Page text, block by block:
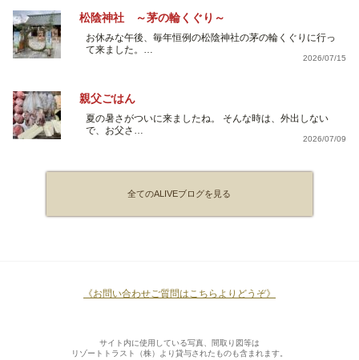
松陰神社 ～茅の輪くぐり～
お休みな午後、毎年恒例の松陰神社の茅の輪くぐりに行っ
て来ました。…
2026/07/15
親父ごはん
夏の暑さがついに来ましたね。 そんな時は、外出しない
で、お父さ…
2026/07/09
全てのALIVEブログを見る
《お問い合わせご質問はこちらよりどうぞ》
サイト内に使用している写真、間取り図等は
リゾートトラスト（株）より貸与されたものも含まれます。